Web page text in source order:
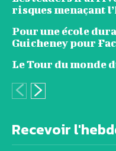
risques menaçant
Pour une école
Guicheney pour
Le Tour du monde
Recevoir